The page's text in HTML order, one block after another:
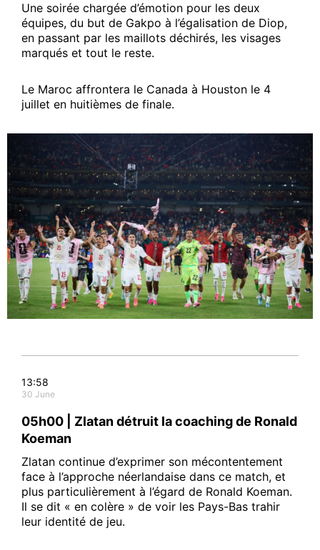
Une soirée chargée d’émotion pour les deux
équipes, du but de Gakpo à l’égalisation de Diop,
en passant par les maillots déchirés, les visages
marqués et tout le reste.
Le Maroc affrontera le Canada à Houston le 4
juillet en huitièmes de finale.
13:58
30 June
05h00 | Zlatan détruit la coaching de Ronald
Koeman
Zlatan continue d’exprimer son mécontentement
face à l’approche néerlandaise dans ce match, et
plus particulièrement à l’égard de Ronald Koeman.
Il se dit « en colère » de voir les Pays-Bas trahir
leur identité de jeu.